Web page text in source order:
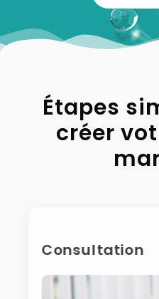
Étapes
créer
Consultation